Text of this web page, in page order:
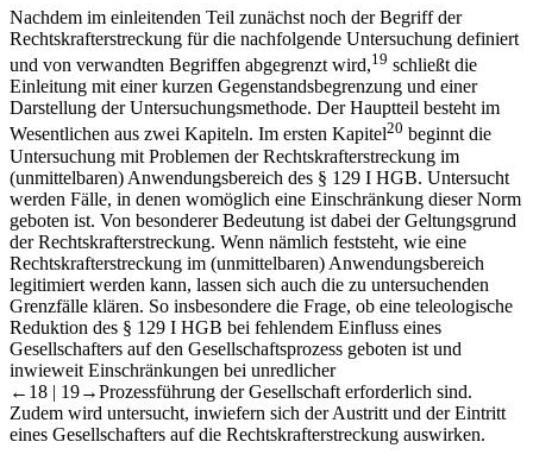
Nachdem im einleitenden Teil zunächst noch der Begriff der
Rechtskrafterstreckung für die nachfolgende Untersuchung definiert
und von verwandten Begriffen abgegrenzt wird,19 schließt die
Einleitung mit einer kurzen Gegenstandsbegrenzung und einer
Darstellung der Untersuchungsmethode. Der Hauptteil besteht im
Wesentlichen aus zwei Kapiteln. Im ersten Kapitel20 beginnt die
Untersuchung mit Problemen der Rechtskrafterstreckung im
(unmittelbaren) Anwendungsbereich des § 129 I HGB. Untersucht
werden Fälle, in denen womöglich eine Einschränkung dieser Norm
geboten ist. Von besonderer Bedeutung ist dabei der Geltungsgrund
der Rechtskrafterstreckung. Wenn nämlich feststeht, wie eine
Rechtskrafterstreckung im (unmittelbaren) Anwendungsbereich
legitimiert werden kann, lassen sich auch die zu untersuchenden
Grenzfälle klären. So insbesondere die Frage, ob eine teleologische
Reduktion des § 129 I HGB bei fehlendem Einfluss eines
Gesellschafters auf den Gesellschaftsprozess geboten ist und
inwieweit Einschränkungen bei unredlicher
←18 | 19→Prozessführung der Gesellschaft erforderlich sind.
Zudem wird untersucht, inwiefern sich der Austritt und der Eintritt
eines Gesellschafters auf die Rechtskrafterstreckung auswirken.